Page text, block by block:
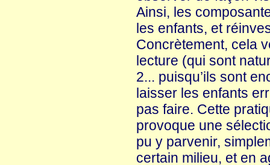
Ainsi, les
les enfants, et
Concrètement, cela
lecture (qui sont
2... puisqu’ils sont
laisser les enfants
pas faire. Cette
provoque une
pu y parvenir,
certain milieu, et en